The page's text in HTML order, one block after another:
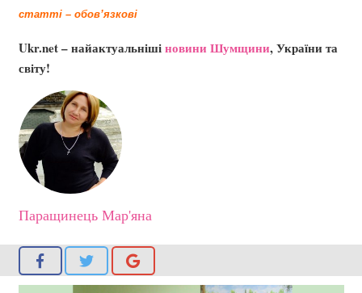
статті – обов’язкові
Ukr.net – найактуальнішіновини Шумщини, України та
світу!
Паращинець Мар'яна